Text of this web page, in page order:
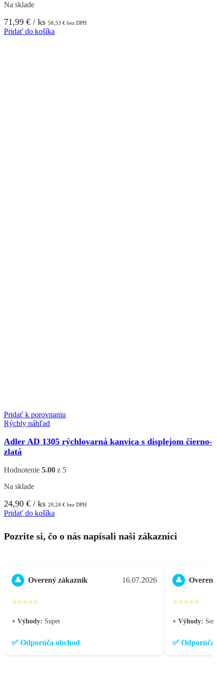
Na sklade
71,99 € / ks 58,53 € bez DPH
Pridať do košíka
Pridať k porovnaniu
Rýchly náhľad
Adler AD 1305 rýchlovarná kanvica s displejom čierno-
zlatá
Hodnotenie 5.00 z 5
Na sklade
24,90 € / ks 20,24 € bez DPH
Pridať do košíka
Pozrite si, čo o nás napísali naši zákazníci
👤 Overený zákazník 16.07.2026
⭐⭐⭐⭐⭐
+ Výhody: Supet
✅ Odporúča obchod
👤
⭐⭐⭐⭐⭐
+ Výhody:
✅ Odporúča